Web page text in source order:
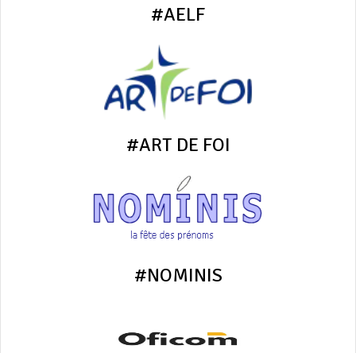
#AELF
#ART DE FOI
#NOMINIS